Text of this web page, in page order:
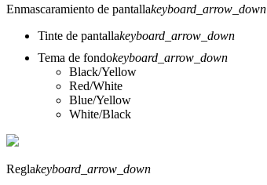
Enmascaramiento de pantallakeyboard_arrow_down
Tinte de pantallakeyboard_arrow_down
Tema de fondokeyboard_arrow_down
Black/Yellow
Red/White
Blue/Yellow
White/Black
Reglakeyboard_arrow_down